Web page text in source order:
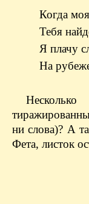
Когда
Тебя
Я плачу
На
ни слова)? А
Фета, листок